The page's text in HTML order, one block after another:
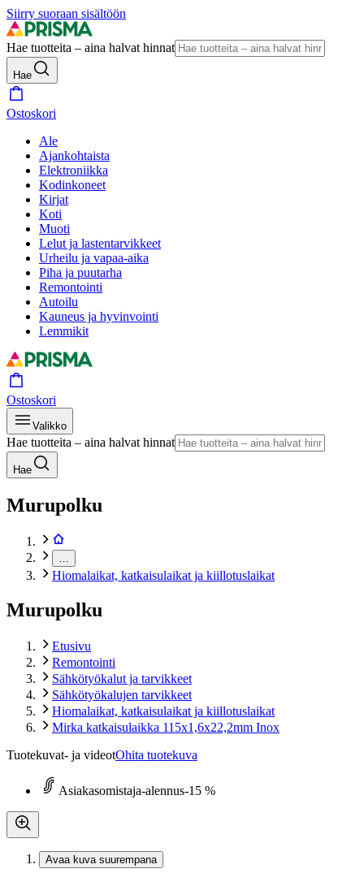
Siirry suoraan sisältöön
Hae tuotteita – aina halvat hinnat
Hae
Ostoskori
Ale
Ajankohtaista
Elektroniikka
Kodinkoneet
Kirjat
Koti
Muoti
Lelut ja lastentarvikkeet
Urheilu ja vapaa-aika
Piha ja puutarha
Remontointi
Autoilu
Kauneus ja hyvinvointi
Lemmikit
Ostoskori
Valikko
Hae tuotteita – aina halvat hinnat
Hae
Murupolku
Hiomalaikat, katkaisulaikat ja kiillotuslaikat
Murupolku
Etusivu
Remontointi
Sähkötyökalut ja tarvikkeet
Sähkötyökalujen tarvikkeet
Hiomalaikat, katkaisulaikat ja kiillotuslaikat
Mirka katkaisulaikka 115x1,6x22,2mm Inox
Tuotekuvat- ja videotOhita tuotekuva
Asiakasomistaja-alennus-15 %
Avaa kuva suurempana